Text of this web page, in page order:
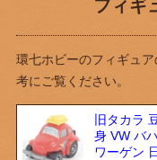
フィギ
環七ホビーのフィギュ
考にご覧ください。
旧タカラ
身 VW バ
ワーゲン